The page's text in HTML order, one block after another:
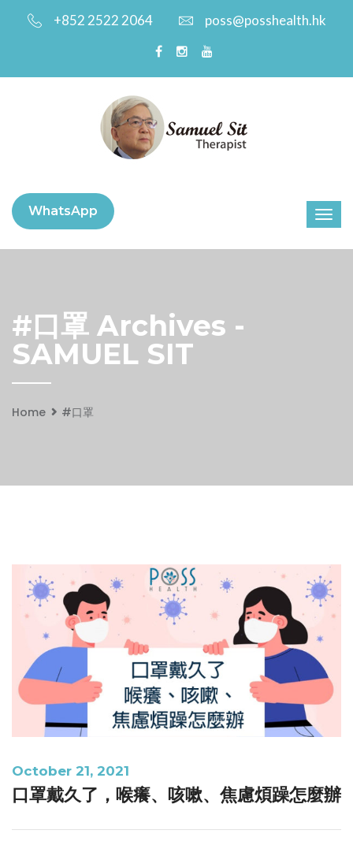
+852 2522 2064 poss@posshealth.hk
WhatsApp
#口罩 Archives -
SAMUEL SIT
Home #口罩
October 21, 2021
口罩戴久了，喉癢、咳嗽、焦慮煩躁怎麼辦